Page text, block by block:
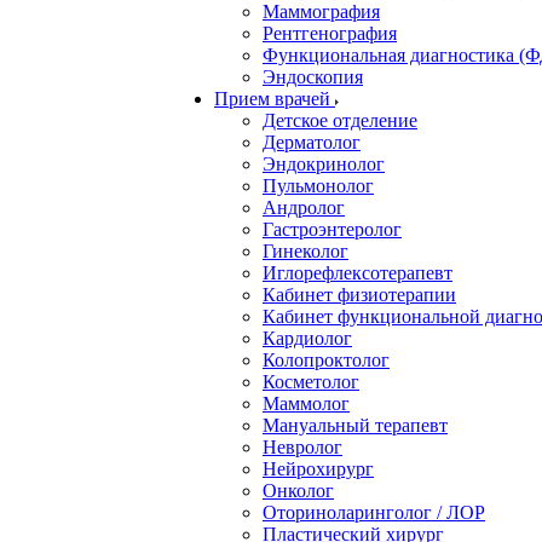
Маммография
Рентгенография
Функциональная диагностика
Эндоскопия
Прием врачей
Детское отделение
Дерматолог
Эндокринолог
Пульмонолог
Андролог
Гастроэнтеролог
Гинеколог
Иглорефлексотерапевт
Кабинет физиотерапии
Кабинет функциональной
Кардиолог
Колопроктолог
Косметолог
Маммолог
Мануальный терапевт
Невролог
Нейрохирург
Онколог
Оториноларинголог / ЛОР
Пластический хирург